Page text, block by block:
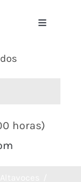
Toggle
horas)